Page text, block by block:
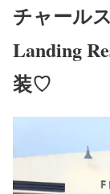
チャール
Landing
装♡